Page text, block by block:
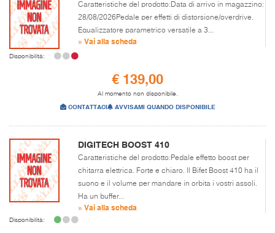
Caratteristiche del prodotto:Data di arrivo in magazzino:
28/08/2026Pedale per effetti di distorsione/overdrive.
Equalizzatore parametrico versatile a 3...
» Vai alla scheda
Disponibilità:
€ 139,00
Al momento non disponibile.
CONTATTACI AVVISAMI QUANDO DISPONIBILE
DIGITECH BOOST 410
Caratteristiche del prodotto:Pedale effetto boost per
chitarra elettrica. Forte e chiaro. Il Bifet Boost 410 ha il
suono e il volume per mandare in orbita i vostri assoli.
Ha un buffer...
» Vai alla scheda
Disponibilità: